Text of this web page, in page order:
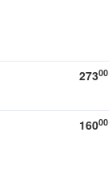
27300
16000